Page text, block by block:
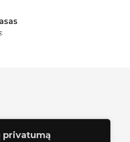
privatumą